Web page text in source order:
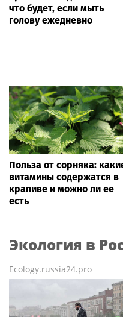
что будет, если мыть
голову ежедневно
Польза от сорняка:
витамины содержатся в
крапиве и можно ли ее
есть
Экология в
Ecology.russia24.pro